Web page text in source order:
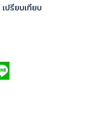
เปรียบเทียบ